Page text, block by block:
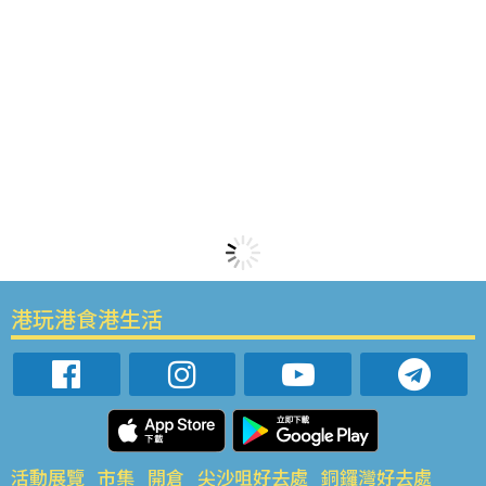
港玩港食港生活
活動展覽 市集 開倉 尖沙咀好去處 銅鑼灣好去處